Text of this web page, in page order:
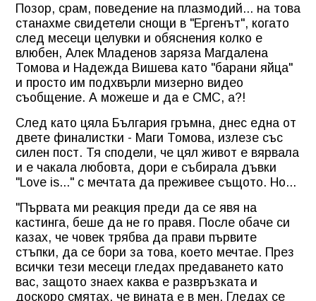
Позор, срам, поведение на плазмодий... на това
станахме свидетели снощи в "Ергенът", когато
след месеци целувки и обяснения колко е
влюбен, Алек Младенов заряза Магдалена
Томова и Надежда Вишева като "барани яйца"
и просто им подхвърли мизерно видео
съобщение. А можеше и да е СМС, а?!
След като цяла България гръмна, днес една от
двете финалистки - Маги Томова, излезе със
силен пост. Тя сподели, че цял живот е вярвала
и е чакала любовта, дори е събирала дъвки
"Love is..." с мечтата да преживее същото. Но...
"Първата ми реакция преди да се явя на
кастинга, беше да не го правя. После обаче си
казах, че човек трябва да прави първите
стъпки, да се бори за това, което мечтае. През
всички тези месеци гледах предаването като
вас, защото знаех каква е развръзката и
доскоро смятах, че вината е в мен. Гледах се